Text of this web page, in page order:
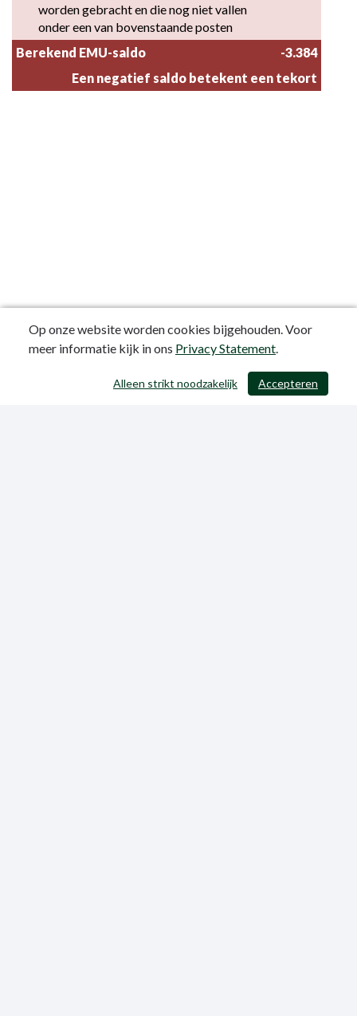
worden gebracht en die nog niet vallen
onder een van bovenstaande posten
Berekend EMU-saldo
-3.384
Een negatief saldo betekent een tekort
/ 393
Op onze website worden cookies bijgehouden. Voor
meer informatie kijk in ons Privacy Statement.
Accepteren
Alleen strikt noodzakelijk